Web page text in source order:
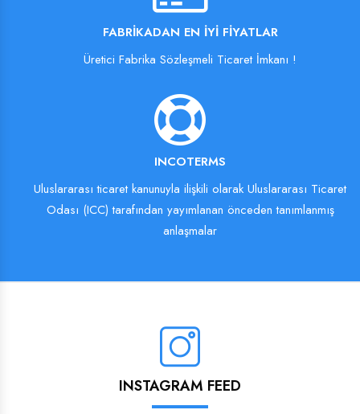
FABRIKADAN EN İYI FIYATLAR
Üretici Fabrika Sözleşmeli Ticaret İmkanı !
INCOTERMS
Uluslararası ticaret kanunuyla ilişkili olarak Uluslararası Ticaret
Odası (ICC) tarafından yayımlanan önceden tanımlanmış
anlaşmalar
INSTAGRAM FEED